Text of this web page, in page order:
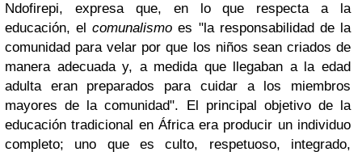
Ndofirepi, expresa que, en lo que respecta a la
educación, elcomunalismo es "la responsabilidad de la
comunidad para velar por que los niños sean criados de
manera adecuada y, a medida que llegaban a la edad
adulta eran preparados para cuidar a los miembros
mayores de la comunidad". El principal objetivo de la
educación tradicional en África era producir un individuo
completo; uno que es culto, respetuoso, integrado,